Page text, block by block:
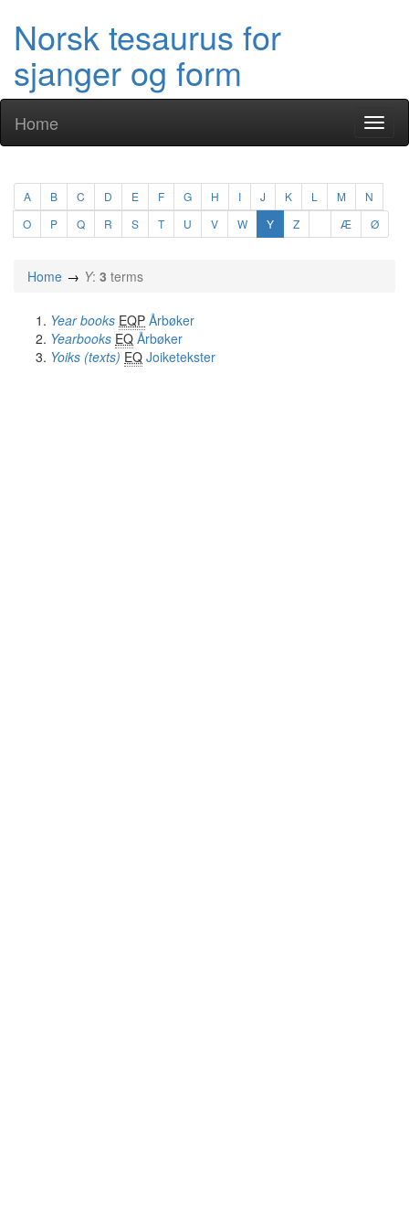
Norsk tesaurus for
sjanger og form
Home
A B C D E F G H I J K L M
N
O
P Q R S T U V W Y Z Æ Ø
Home Y: 3 terms
Year books EQP Årbøker
Yearbooks EQ Årbøker
Yoiks (texts) EQ Joiketekster